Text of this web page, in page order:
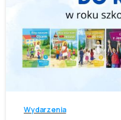
Wydarzenia